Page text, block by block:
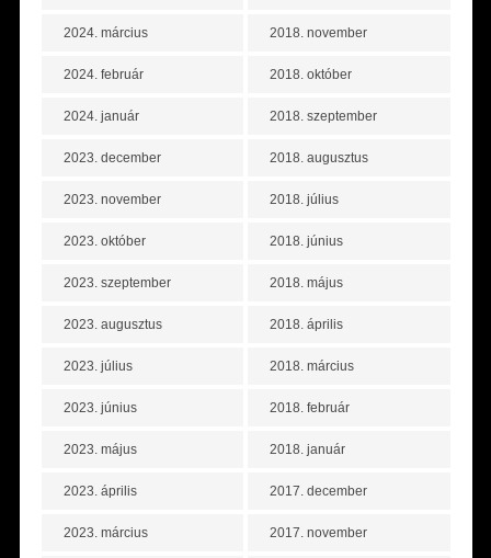
2024. március
2024. február
2024. január
2023. december
2023. november
2023. október
2023. szeptember
2023. augusztus
2023. július
2023. június
2023. május
2023. április
2023. március
2018. november
2018. október
2018. szeptember
2018. augusztus
2018. július
2018. június
2018. május
2018. április
2018. március
2018. február
2018. január
2017. december
2017. november